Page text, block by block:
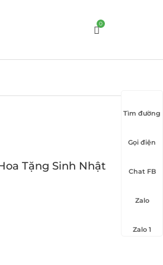
0
Tặng Sinh Nhật
Tìm đường
Gọi điện
Chat FB
Zalo
Zalo 1